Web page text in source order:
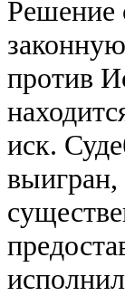
Решение
против
иск.
выигран,